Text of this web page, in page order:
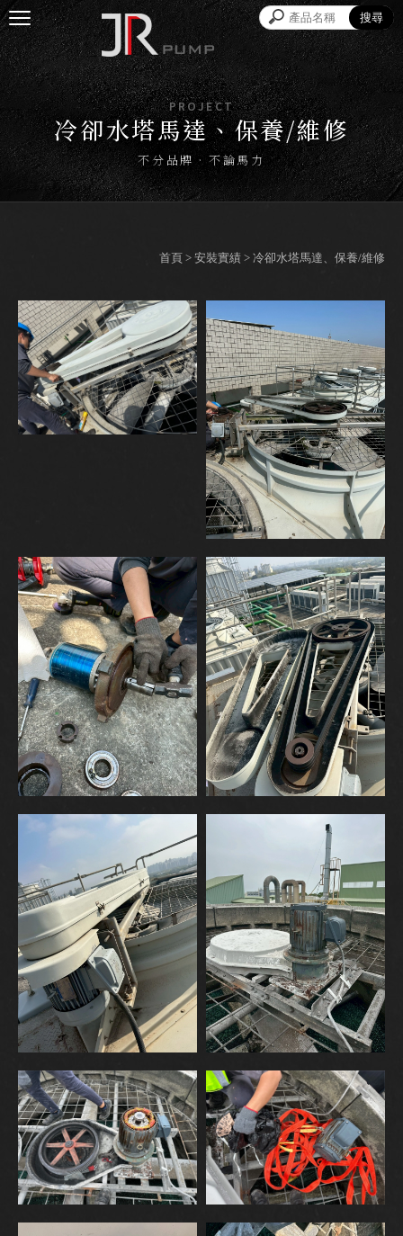
冷卻水塔馬達、保養/維修
首頁 > 安裝實績 > 冷卻水塔馬達、保養/維修